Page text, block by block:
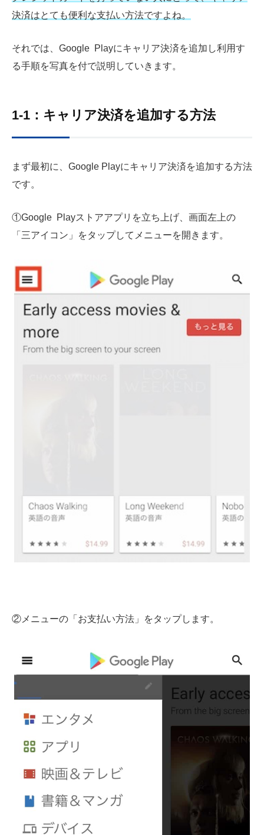
決済はとても便利な支払い方法ですよね。
それでは、Google Playにキャリア決済を追加し利用す
る手順を写真を付で説明していきます。
1-1：キャリア決済を追加する方法
まず最初に、Google Playにキャリア決済を追加する方法
です。
①Google Playストアアプリを立ち上げ、画面左上の
「三アイコン」をタップしてメニューを開きます。
②メニューの「お支払い方法」をタップします。